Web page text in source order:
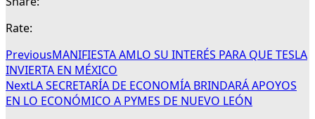
Rate:
PreviousMANIFIESTA AMLO SU INTERÉS PARA QUE TESLA
INVIERTA EN MÉXICO
NextLA SECRETARÍA DE ECONOMÍA BRINDARÁ APOYOS
EN LO ECONÓMICO A PYMES DE NUEVO LEÓN